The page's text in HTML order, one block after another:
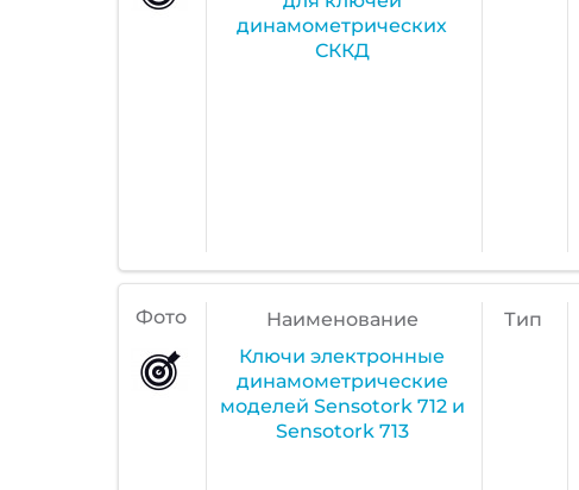
динамометрических
СККД
Фото
Наименование
Ключи электронные
динамометрические
моделей Sensotork 712 и
Sensotork 713
Тип